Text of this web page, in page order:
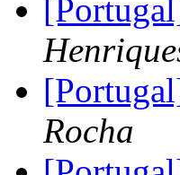
Rocha